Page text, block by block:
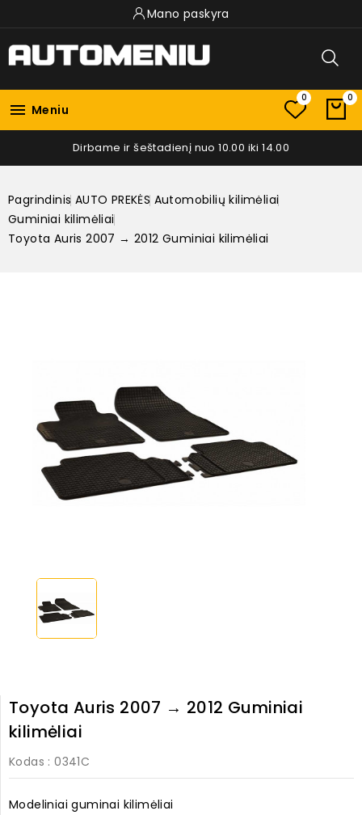
Mano paskyra
 Meniu
0 0
Dirbame ir šeštadienį nuo 10.00 iki 14.00
Pagrindinis AUTO PREKĖS Automobilių kilimėliai
Guminiai kilimėliai
Toyota Auris 2007 → 2012 Guminiai kilimėliai
Toyota Auris 2007 → 2012 Guminiai
kilimėliai
Kodas : 0341C
Modeliniai guminai kilimėliai